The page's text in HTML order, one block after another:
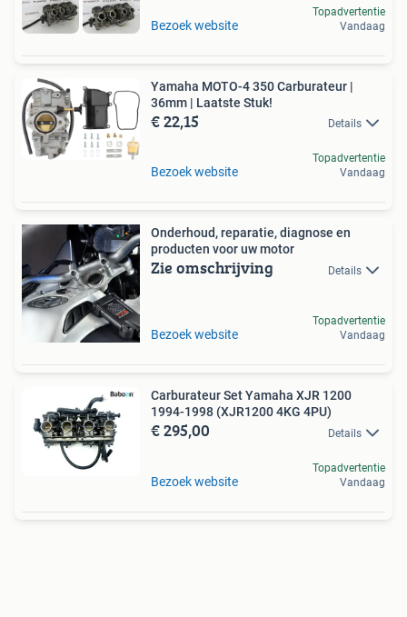
Bezoek website
Topadvertentie
Vandaag
Yamaha MOTO-4 350 Carburateur |
36mm | Laatste Stuk!
€ 22,15 Details
Bezoek website
Topadvertentie
Vandaag
Onderhoud, reparatie, diagnose en
producten voor uw motor
Zie omschrijving Details
Bezoek website
Topadvertentie
Vandaag
Carburateur Set Yamaha XJR 1200
1994-1998 (XJR1200 4KG 4PU)
€ 295,00 Details
Bezoek website
Topadvertentie
Vandaag